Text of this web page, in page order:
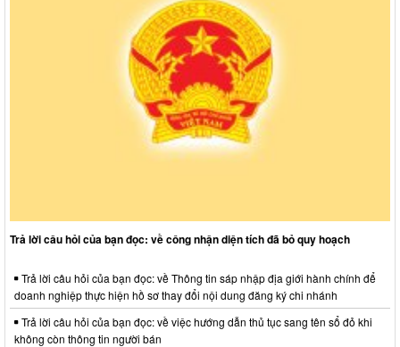
Trả lời câu hỏi của bạn đọc: về công nhận diện tích đã bỏ quy hoạch
Trả lời câu hỏi của bạn đọc: về Thông tin sáp nhập địa giới hành chính để
doanh nghiệp thực hiện hồ sơ thay đổi nội dung đăng ký chi nhánh
Trả lời câu hỏi của bạn đọc: về việc hướng dẫn thủ tục sang tên sổ đỏ khi
không còn thông tin người bán